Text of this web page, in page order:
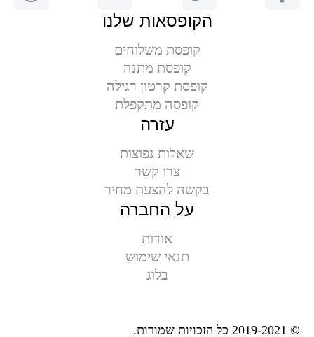
הקופסאות שלנו
קופסת משלוחים
קופסת מתנה
קופסת קרטון רגילה
קופסה מתקפלת
עזרה
שאלות נפוצות
צרו קשר
בקשה להצעת מחיר
על החברה
אודות
תנאי שימוש
בלוג
© 2019-2021 כל הזכויות שמורות.